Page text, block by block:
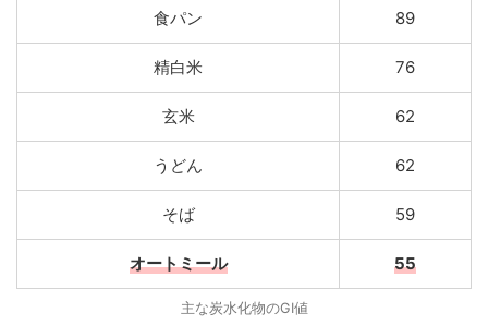
食パン 89
精白米 76
玄米 62
うどん 62
そば 59
オートミール 55
主な炭水化物のGI値